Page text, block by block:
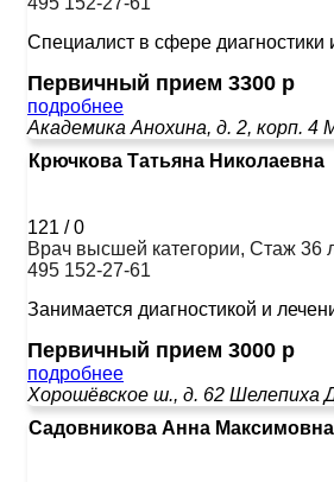
Специалист в сфере
Первичный прием 3300 р
подробнее
Академика Анохина, д. 2, корп. 4
Крючкова Татьяна Николаевна
121 /0
Врач высшей категории, Стаж 36
495 152-27-61
Занимается диагностикой и
Первичный прием 3000 р
подробнее
Хорошёвское ш., д. 62 Шелепиха
Садовникова Анна Максимовна